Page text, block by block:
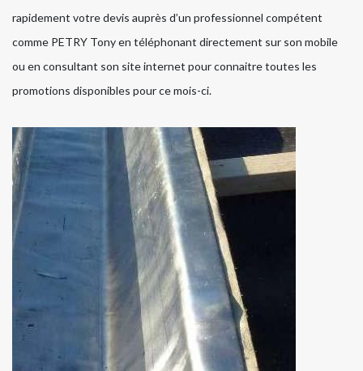
rapidement votre devis auprès d’un professionnel compétent
comme PETRY Tony en téléphonant directement sur son mobile
ou en consultant son site internet pour connaitre toutes les
promotions disponibles pour ce mois-ci.